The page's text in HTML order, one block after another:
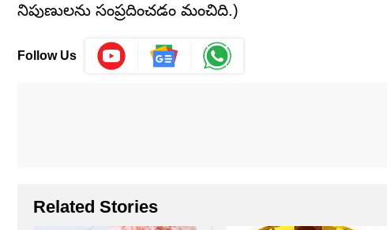
నిపుణులను సంప్రదించడం మంచిది.)
Follow Us
Related Stories